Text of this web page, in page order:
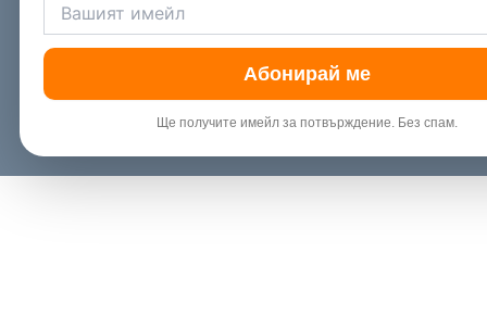
Абонирай ме
Ще получите имейл за потвърждение. Без спам.